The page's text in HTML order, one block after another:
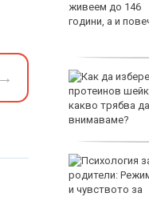
10 за